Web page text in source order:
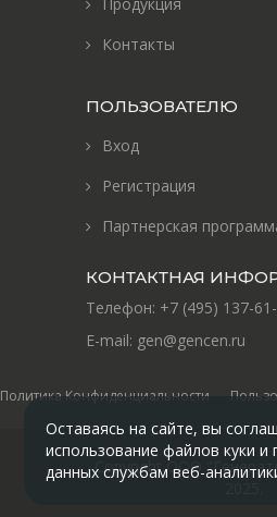
Контакты
ПОЛЬЗОВАТЕЛЮ
Вход
Регистрация
Партнерская
КОНТАКТНАЯ
Телефон: +7 (495) 137-
E-mail: gen@gencen.ru
Политика Конфиденциальности
Copyright ООО
Оставаясь на сайте, вы
использование файлов куки и
данных службам веб-